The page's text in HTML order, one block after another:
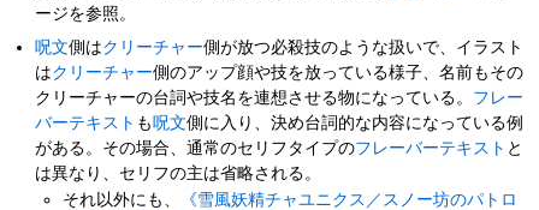
ージを参照。
呪文側はクリーチャー側が放つ必殺技のような扱いで、イラスト
はクリーチャー側のアップ顔や技を放っている様子、名前もその
クリーチャーの台詞や技名を連想させる物になっている。 フレー
バーテキスト も呪文側に入り、決め台詞的な内容になっている例
がある。その場合、通常のセリフタイプのフレーバーテキスト と
は異なり、セリフの主は省略される。
それ以外にも、
《雪風妖精チャユニクス／スノー坊のパトロ